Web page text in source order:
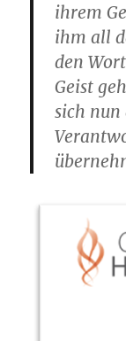
ihrem
ihm all
den
Geist
sich